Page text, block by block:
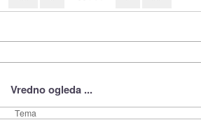
Vredno ogleda ...
Tema